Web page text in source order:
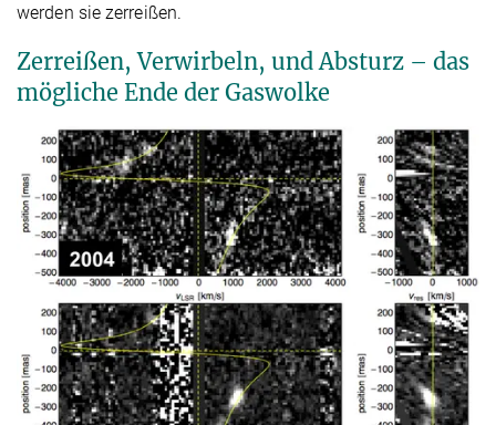
werden sie zerreißen.
Zerreißen, Verwirbeln, und Absturz – das
mögliche Ende der Gaswolke